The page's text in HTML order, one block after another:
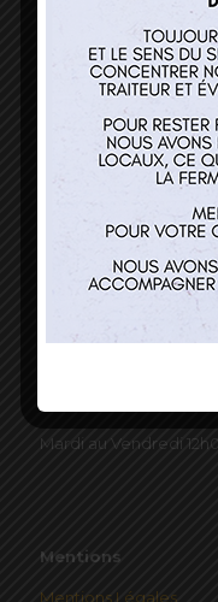
Nos services
Restaurant
Traiteur et
Contact
Mardi au Vendredi
Mentions
Mentions Légales